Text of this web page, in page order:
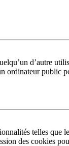
d’autre
ordinateur public
telles que
des cookies